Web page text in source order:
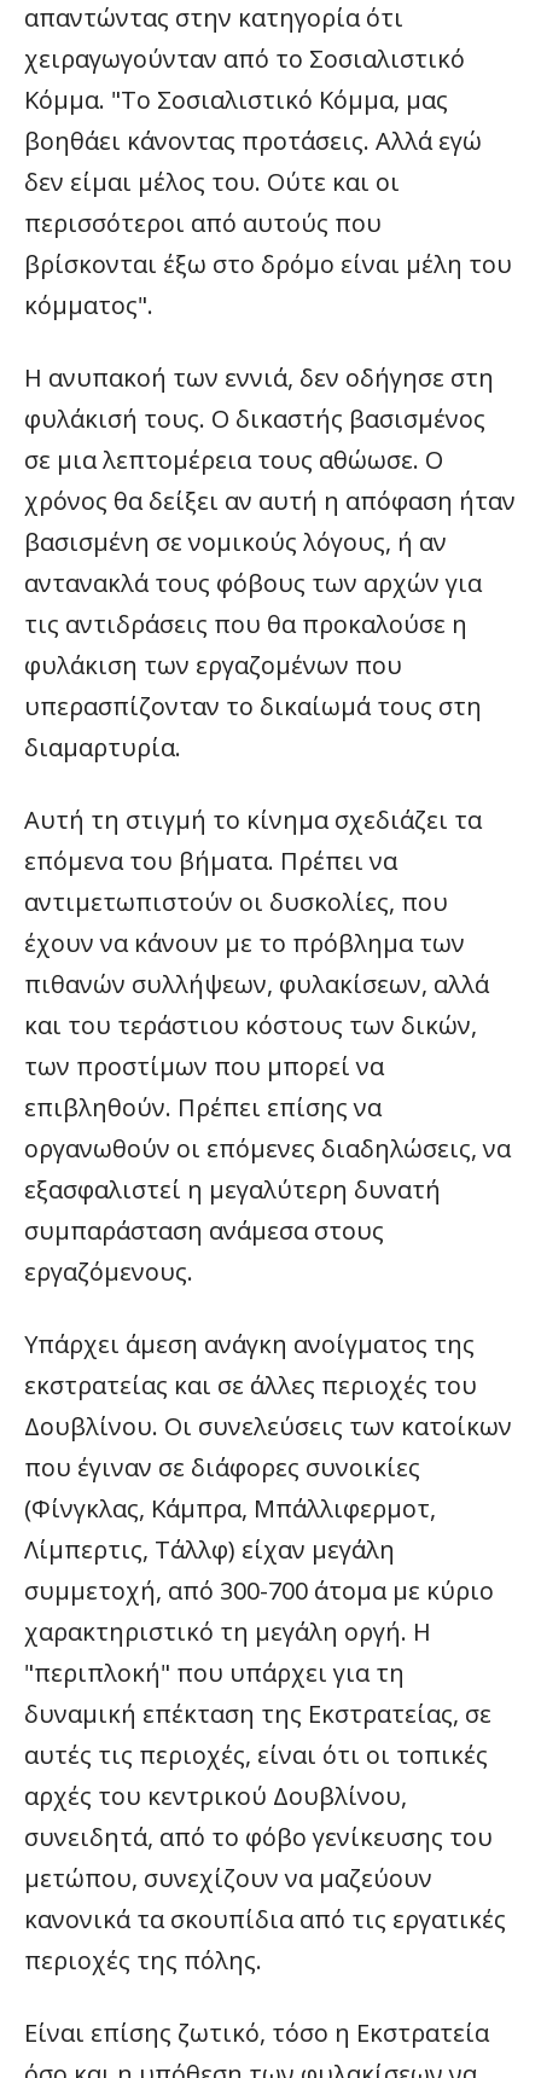
απαντώντας στην κατηγορία ότι
χειραγωγούνταν από το Σοσιαλιστικό
Κόμμα. "Το Σοσιαλιστικό Κόμμα, μας
βοηθάει κάνοντας προτάσεις. Αλλά εγώ
δεν είμαι μέλος του. Ούτε και οι
περισσότεροι από αυτούς που
βρίσκονται έξω στο δρόμο είναι μέλη του
κόμματος".
Η ανυπακοή των εννιά, δεν οδήγησε στη
φυλάκισή τους. Ο δικαστής βασισμένος
σε μια λεπτομέρεια τους αθώωσε. Ο
χρόνος θα δείξει αν αυτή η απόφαση ήταν
βασισμένη σε νομικούς λόγους, ή αν
αντανακλά τους φόβους των αρχών για
τις αντιδράσεις που θα προκαλούσε η
φυλάκιση των εργαζομένων που
υπερασπίζονταν το δικαίωμά τους στη
διαμαρτυρία.
Αυτή τη στιγμή το κίνημα σχεδιάζει τα
επόμενα του βήματα. Πρέπει να
αντιμετωπιστούν οι δυσκολίες, που
έχουν να κάνουν με το πρόβλημα των
πιθανών συλλήψεων, φυλακίσεων, αλλά
και του τεράστιου κόστους των δικών,
των προστίμων που μπορεί να
επιβληθούν. Πρέπει επίσης να
οργανωθούν οι επόμενες διαδηλώσεις, να
εξασφαλιστεί η μεγαλύτερη δυνατή
συμπαράσταση ανάμεσα στους
εργαζόμενους.
Υπάρχει άμεση ανάγκη ανοίγματος της
εκστρατείας και σε άλλες περιοχές του
Δουβλίνου. Οι συνελεύσεις των κατοίκων
που έγιναν σε διάφορες συνοικίες
(Φίνγκλας, Κάμπρα, Μπάλλιφερμοτ,
Λίμπερτις, Τάλλφ) είχαν μεγάλη
συμμετοχή, από 300-700 άτομα με κύριο
χαρακτηριστικό τη μεγάλη οργή. Η
"περιπλοκή" που υπάρχει για τη
δυναμική επέκταση της Εκστρατείας, σε
αυτές τις περιοχές, είναι ότι οι τοπικές
αρχές του κεντρικού Δουβλίνου,
συνειδητά, από το φόβο γενίκευσης του
μετώπου, συνεχίζουν να μαζεύουν
κανονικά τα σκουπίδια από τις εργατικές
περιοχές της πόλης.
Είναι επίσης ζωτικό, τόσο η Εκστρατεία